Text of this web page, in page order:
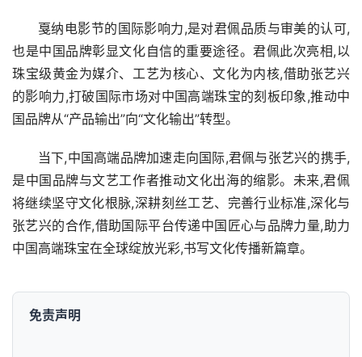
戛纳电影节的国际影响力,是对君佩品质与审美的认可,
也是中国品牌彰显文化自信的重要途径。君佩此次亮相,以
珠宝级黄金为媒介、工艺为核心、文化为内核,借助张艺兴
的影响力,打破国际市场对中国高端珠宝的刻板印象,推动中
国品牌从“产品输出”向“文化输出”转型。
当下,中国高端品牌加速走向国际,君佩与张艺兴的携手,
是中国品牌与文艺工作者推动文化出海的缩影。未来,君佩
将继续坚守文化根脉,深耕刻丝工艺、完善行业标准,深化与
张艺兴的合作,借助国际平台传递中国匠心与品牌力量,助力
中国高端珠宝在全球绽放光彩,书写文化传播新篇章。
免责声明